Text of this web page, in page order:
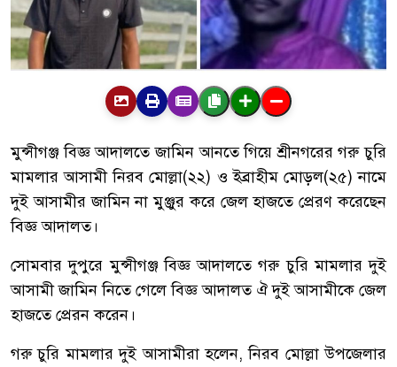
মুন্সীগঞ্জ বিজ্ঞ আদালতে জামিন আনতে গিয়ে শ্রীনগরের গরু চুরি
মামলার আসামী নিরব মোল্লা(২২) ও ইব্রাহীম মোড়ল(২৫) নামে
দুই আসামীর জামিন না মুঞ্জুর করে জেল হাজতে প্রেরণ করেছেন
বিজ্ঞ আদালত।
সোমবার দুপুরে মুন্সীগঞ্জ বিজ্ঞ আদালতে গরু চুরি মামলার দুই
আসামী জামিন নিতে গেলে বিজ্ঞ আদালত ঐ দুই আসামীকে জেল
হাজতে প্রেরন করেন।
গরু চুরি মামলার দুই আসামীরা হলেন, নিরব মোল্লা উপজেলার